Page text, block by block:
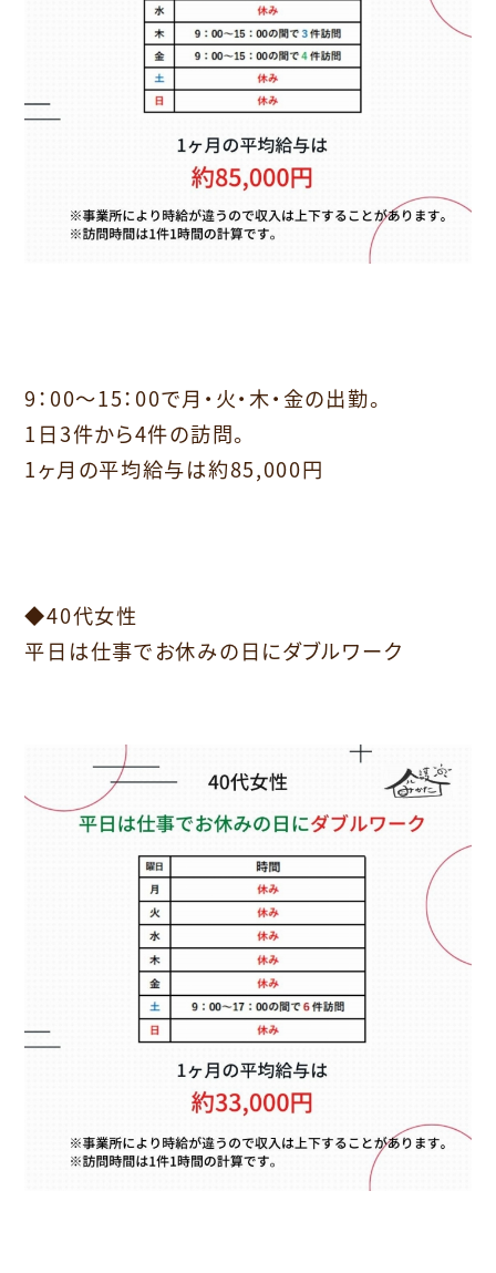
9：00～15：00で月・火・木・金の出勤。
1日3件から4件の訪問。
1ヶ月の平均給与は約85,000円
◆40代女性
平日は仕事でお休みの日にダブルワーク